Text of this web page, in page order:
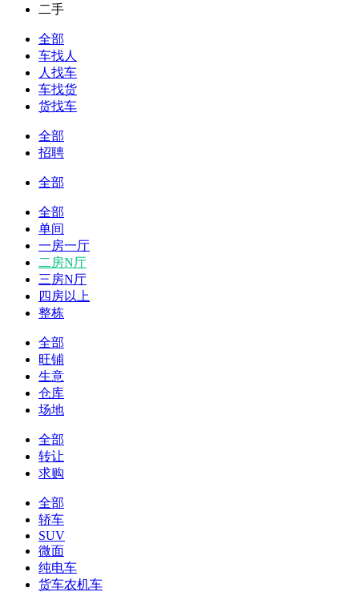
二手
全部
车找人
人找车
车找货
货找车
全部
招聘
全部
全部
单间
一房一厅
二房N厅
三房N厅
四房以上
整栋
全部
旺铺
生意
仓库
场地
全部
转让
求购
全部
轿车
SUV
微面
纯电车
货车农机车